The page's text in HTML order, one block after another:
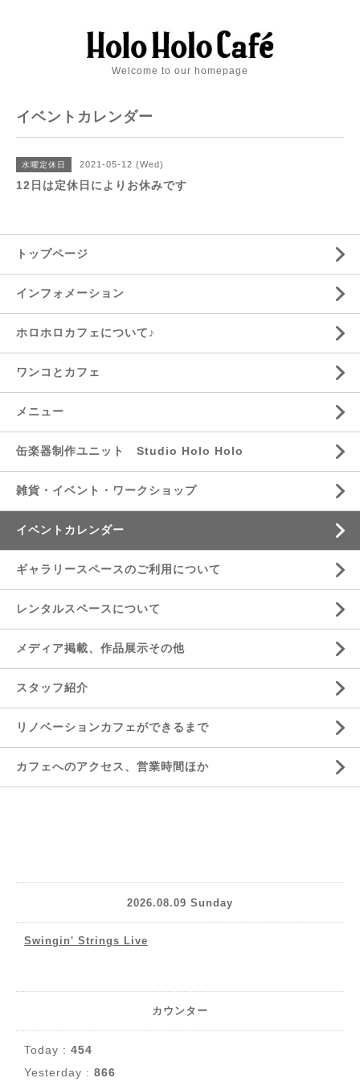
Welcome to our homepage
イベントカレンダー
水曜定休日 2021-05-12 (Wed)
12日は定休日によりお休みです
トップページ
インフォメーション
ホロホロカフェについて♪
ワンコとカフェ
メニュー
缶楽器制作ユニット Studio Holo Holo
雑貨・イベント・ワークショップ
イベントカレンダー
ギャラリースペースのご利用について
レンタルスペースについて
メディア掲載、作品展示その他
スタッフ紹介
リノベーションカフェができるまで
カフェへのアクセス、営業時間ほか
2026.08.09 Sunday
Swingin' Strings Live
カウンター
Today : 454
Yesterday : 866